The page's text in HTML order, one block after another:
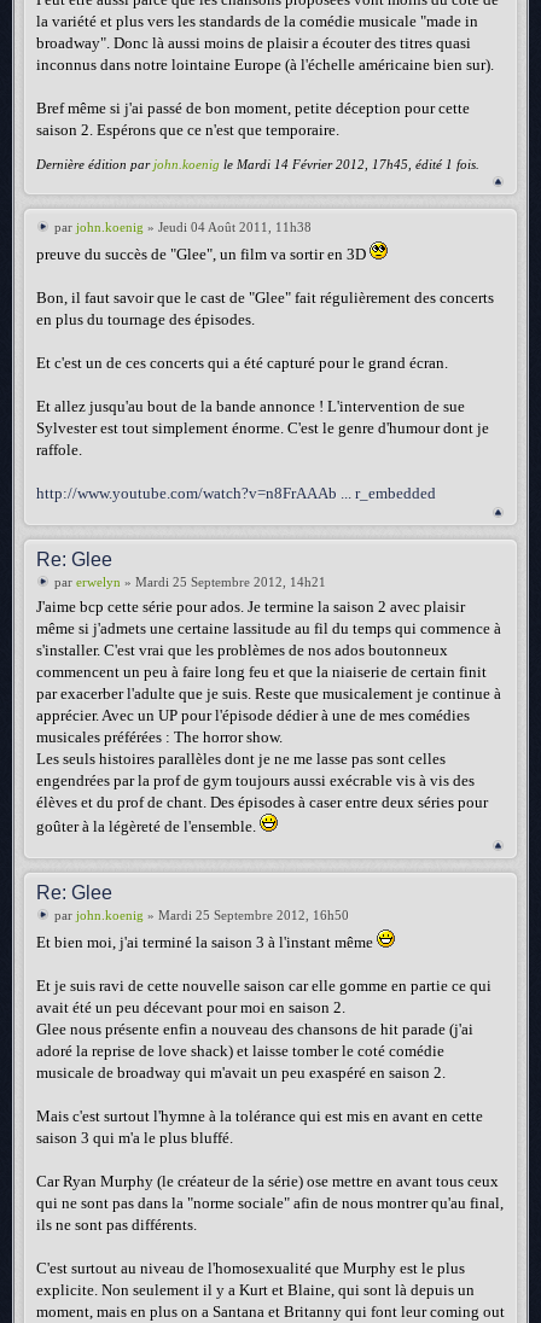
la variété et plus vers les standards de la comédie musicale "made in
broadway". Donc là aussi moins de plaisir a écouter des titres quasi
inconnus dans notre lointaine Europe (à l'échelle américaine bien sur).
Bref même si j'ai passé de bon moment, petite déception pour cette
saison 2. Espérons que ce n'est que temporaire.
Dernière édition par john.koenig le Mardi 14 Février 2012, 17h45, édité 1 fois.
par john.koenig » Jeudi 04 Août 2011, 11h38
preuve du succès de "Glee", un film va sortir en 3D
Bon, il faut savoir que le cast de "Glee" fait régulièrement des concerts
en plus du tournage des épisodes.
Et c'est un de ces concerts qui a été capturé pour le grand écran.
Et allez jusqu'au bout de la bande annonce ! L'intervention de sue
Sylvester est tout simplement énorme. C'est le genre d'humour dont je
raffole.
http://www.youtube.com/watch?v=n8FrAAAb ... r_embedded
Re: Glee
par erwelyn » Mardi 25 Septembre 2012, 14h21
J'aime bcp cette série pour ados. Je termine la saison 2 avec plaisir
même si j'admets une certaine lassitude au fil du temps qui commence à
s'installer. C'est vrai que les problèmes de nos ados boutonneux
commencent un peu à faire long feu et que la niaiserie de certain finit
par exacerber l'adulte que je suis. Reste que musicalement je continue à
apprécier. Avec un UP pour l'épisode dédier à une de mes comédies
musicales préférées : The horror show.
Les seuls histoires parallèles dont je ne me lasse pas sont celles
engendrées par la prof de gym toujours aussi exécrable vis à vis des
élèves et du prof de chant. Des épisodes à caser entre deux séries pour
goûter à la légèreté de l'ensemble.
Re: Glee
par john.koenig » Mardi 25 Septembre 2012, 16h50
Et bien moi, j'ai terminé la saison 3 à l'instant même
Et je suis ravi de cette nouvelle saison car elle gomme en partie ce qui
avait été un peu décevant pour moi en saison 2.
Glee nous présente enfin a nouveau des chansons de hit parade (j'ai
adoré la reprise de love shack) et laisse tomber le coté comédie
musicale de broadway qui m'avait un peu exaspéré en saison 2.
Mais c'est surtout l'hymne à la tolérance qui est mis en avant en cette
saison 3 qui m'a le plus bluffé.
Car Ryan Murphy (le créateur de la série) ose mettre en avant tous ceux
qui ne sont pas dans la "norme sociale" afin de nous montrer qu'au final,
ils ne sont pas différents.
C'est surtout au niveau de l'homosexualité que Murphy est le plus
explicite. Non seulement il y a Kurt et Blaine, qui sont là depuis un
moment, mais en plus on a Santana et Britanny qui font leur coming out